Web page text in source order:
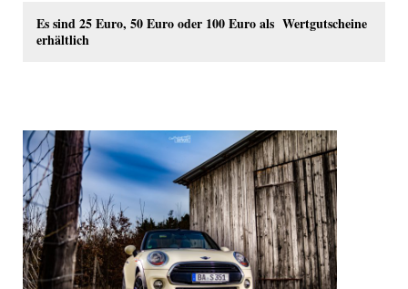
Es sind 25 Euro, 50 Euro oder 100 Euro als Wertgutscheine
erhältlich